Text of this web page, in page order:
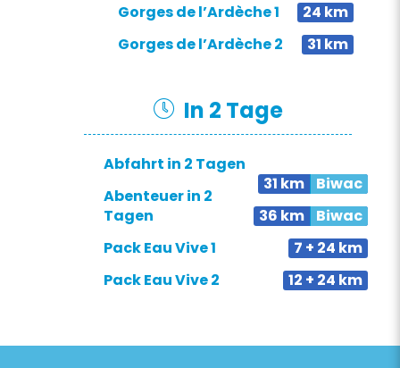
Gorges de l’Ardèche 1
24 km
Gorges de l’Ardèche 2
31 km
In 2 Tage
Abfahrt in 2 Tagen
31 km
Biwac
Abenteuer in 2
Tagen
36 km
Biwac
Pack Eau Vive 1
7 + 24 km
Pack Eau Vive 2
12 + 24 km